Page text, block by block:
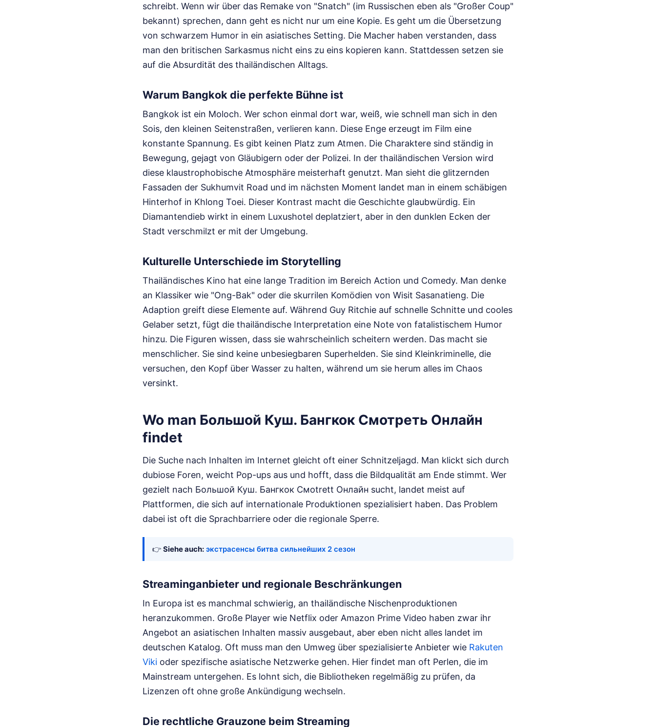
schreibt. Wenn wir über das Remake von "Snatch" (im Russischen eben als "Großer Coup"
bekannt) sprechen, dann geht es nicht nur um eine Kopie. Es geht um die Übersetzung
von schwarzem Humor in ein asiatisches Setting. Die Macher haben verstanden, dass
man den britischen Sarkasmus nicht eins zu eins kopieren kann. Stattdessen setzen sie
auf die Absurdität des thailändischen Alltags.
Warum Bangkok die perfekte Bühne ist
Bangkok ist ein Moloch. Wer schon einmal dort war, weiß, wie schnell man sich in den
Sois, den kleinen Seitenstraßen, verlieren kann. Diese Enge erzeugt im Film eine
konstante Spannung. Es gibt keinen Platz zum Atmen. Die Charaktere sind ständig in
Bewegung, gejagt von Gläubigern oder der Polizei. In der thailändischen Version wird
diese klaustrophobische Atmosphäre meisterhaft genutzt. Man sieht die glitzernden
Fassaden der Sukhumvit Road und im nächsten Moment landet man in einem schäbigen
Hinterhof in Khlong Toei. Dieser Kontrast macht die Geschichte glaubwürdig. Ein
Diamantendieb wirkt in einem Luxushotel deplatziert, aber in den dunklen Ecken der
Stadt verschmilzt er mit der Umgebung.
Kulturelle Unterschiede im Storytelling
Thailändisches Kino hat eine lange Tradition im Bereich Action und Comedy. Man denke
an Klassiker wie "Ong-Bak" oder die skurrilen Komödien von Wisit Sasanatieng. Die
Adaption greift diese Elemente auf. Während Guy Ritchie auf schnelle Schnitte und cooles
Gelaber setzt, fügt die thailändische Interpretation eine Note von fatalistischem Humor
hinzu. Die Figuren wissen, dass sie wahrscheinlich scheitern werden. Das macht sie
menschlicher. Sie sind keine unbesiegbaren Superhelden. Sie sind Kleinkriminelle, die
versuchen, den Kopf über Wasser zu halten, während um sie herum alles im Chaos
versinkt.
Wo man Большой Куш. Бангкок Смотреть Онлайн
findet
Die Suche nach Inhalten im Internet gleicht oft einer Schnitzeljagd. Man klickt sich durch
dubiose Foren, weicht Pop-ups aus und hofft, dass die Bildqualität am Ende stimmt. Wer
gezielt nach Большой Куш. Бангкок Смоtrett Онлайн sucht, landet meist auf
Plattformen, die sich auf internationale Produktionen spezialisiert haben. Das Problem
dabei ist oft die Sprachbarriere oder die regionale Sperre.
👉 Siehe auch: экстрасенсы битва сильнейших 2 сезон
Streaminganbieter und regionale Beschränkungen
In Europa ist es manchmal schwierig, an thailändische Nischenproduktionen
heranzukommen. Große Player wie Netflix oder Amazon Prime Video haben zwar ihr
Angebot an asiatischen Inhalten massiv ausgebaut, aber eben nicht alles landet im
deutschen Katalog. Oft muss man den Umweg über spezialisierte Anbieter wie Rakuten
Viki oder spezifische asiatische Netzwerke gehen. Hier findet man oft Perlen, die im
Mainstream untergehen. Es lohnt sich, die Bibliotheken regelmäßig zu prüfen, da
Lizenzen oft ohne große Ankündigung wechseln.
Die rechtliche Grauzone beim Streaming